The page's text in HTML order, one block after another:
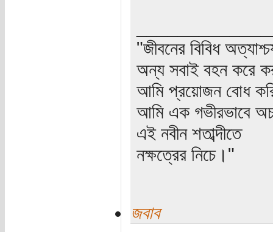
"জীবনের বিবিধ
অন্য সবাই বহন করে
আমি প্রয়োজন বোধ
আমি এক গভীরভাবে
এই নবীন শতাব্দীতে
নক্ষত্রের নিচে।"
জবাব